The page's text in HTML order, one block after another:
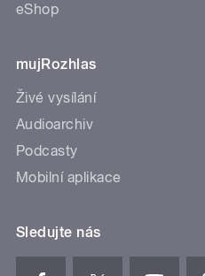
eShop
mujRozhlas
Živé vysílání
Audioarchiv
Podcasty
Mobilní aplikace
Sledujte nás